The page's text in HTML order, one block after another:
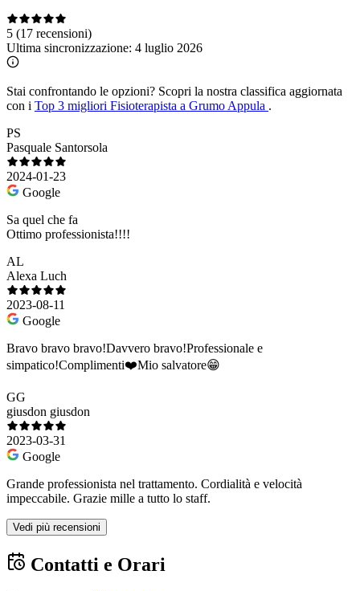
5 (17 recensioni)
Ultima sincronizzazione: 4 luglio 2026
Stai confrontando le opzioni? Scopri la nostra classifica aggiornata
con i Top 3 migliori Fisioterapista a Grumo Appula .
PS
Pasquale Santorsola
2024-01-23
Google
Sa quel che fa
Ottimo professionista!!!!
AL
Alexa Luch
2023-08-11
Google
Bravo bravo bravo!Davvero bravo!Professionale e
simpatico!Complimenti❤️Mio salvatore😁
GG
giusdon giusdon
2023-03-31
Google
Grande professionista nel trattamento. Cordialità e velocità
impeccabile. Grazie mille a tutto lo staff.
Vedi più recensioni
Contatti e Orari